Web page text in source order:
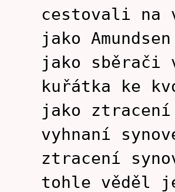
cestovali na
jako
jako sběrači
kuřátka ke
jako ztracení
vyhnaní
ztracení
tohle věděl